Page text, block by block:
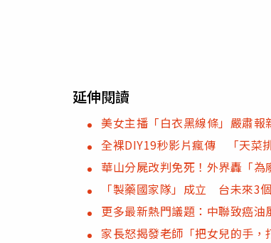
延伸閱讀
美女主播「白衣黑線條」嚴肅
全裸DIY19秒影片瘋傳 「天菜
華山分屍改判免死！外界轟「
「製藥國家隊」成立 台未來3
更多最新熱門議題：中聯致癌油
家長怒揭發老師「把女兒的手